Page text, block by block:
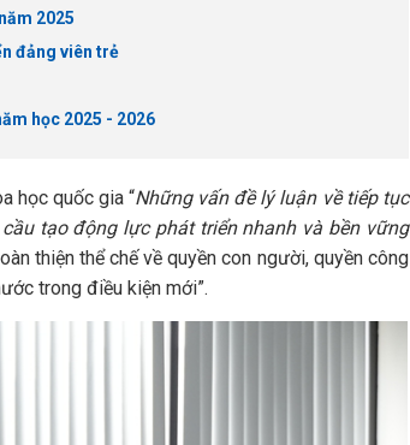
2025
đảng viên trẻ
học 2025 - 2026
học quốc gia “Những vấn đề lý luận về tiếp tục
tạo động lực phát triển nhanh và bền vững
thiện thể chế về quyền con người, quyền công
trong điều kiện mới”.